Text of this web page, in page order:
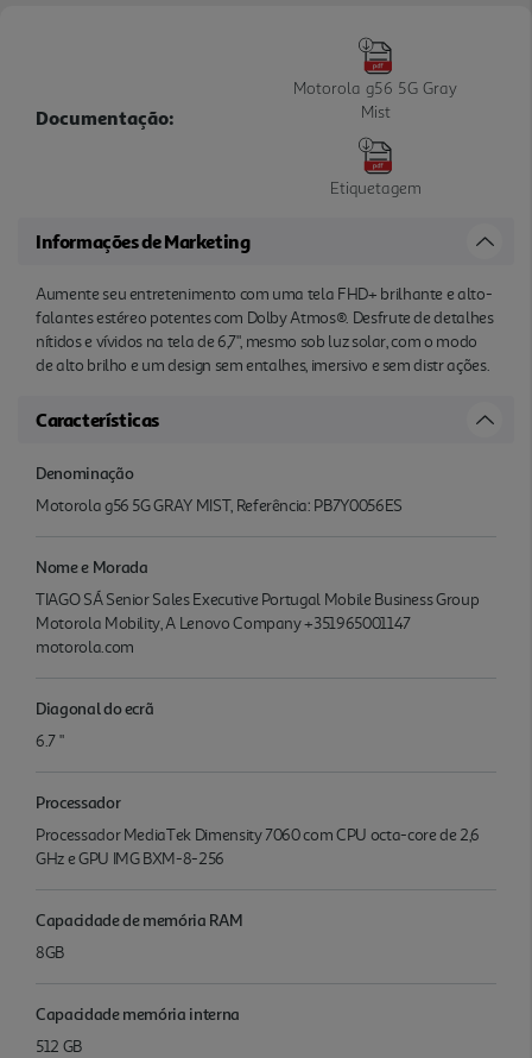
Documentação:
Motorola g56 5G Gray
Mist
Etiquetagem
Informações de Marketing
Aumente seu entretenimento com uma tela FHD+ brilhante e alto-
falantes estéreo potentes com Dolby Atmos®. Desfrute de detalhes
nítidos e vívidos na tela de 6,7", mesmo sob luz solar, com o modo
de alto brilho e um design sem entalhes, imersivo e sem distr ações.
Características
Denominação
Motorola g56 5G GRAY MIST, Referência: PB7Y0056ES
Nome e Morada
TIAGO SÁ Senior Sales Executive Portugal Mobile Business Group
Motorola Mobility, A Lenovo Company +351965001147
motorola.com
Diagonal do ecrã
6.7 "
Processador
Processador MediaTek Dimensity 7060 com CPU octa-core de 2,6
GHz e GPU IMG BXM-8-256
Capacidade de memória RAM
8GB
Capacidade memória interna
512 GB